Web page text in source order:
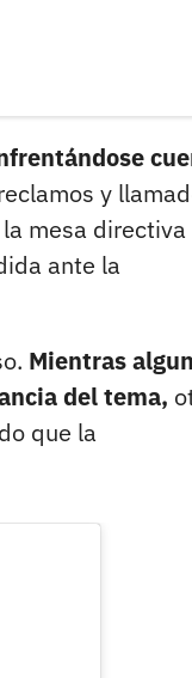
y
mesa
ante la
Mientras
del tema,
que la